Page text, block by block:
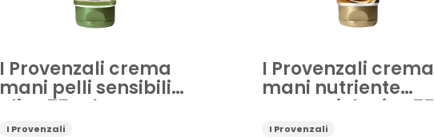
I Provenzali crema
mani pelli sensibili
Ulivo 75 ml
I Provenzali
I Provenzali crema
mani nutriente
Argan Biologico 75
ml
I Provenzali